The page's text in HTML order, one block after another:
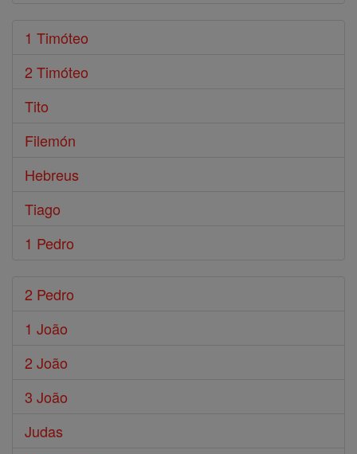
1 Timóteo
2 Timóteo
Tito
Filemón
Hebreus
Tiago
1 Pedro
2 Pedro
1 João
2 João
3 João
Judas